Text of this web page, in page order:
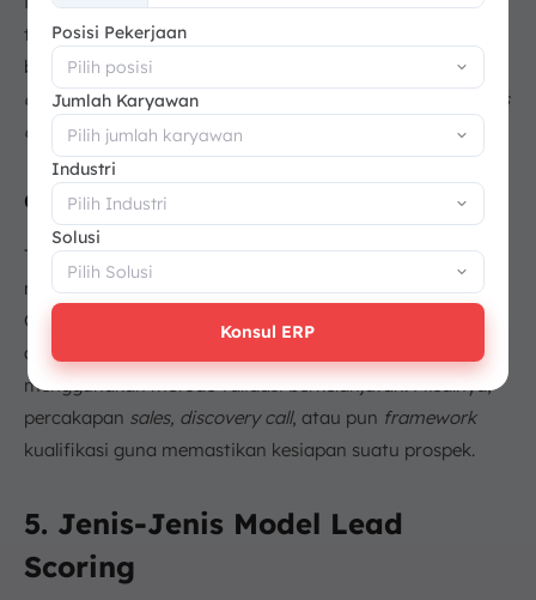
terbalik denganlead qualification
berbentuk status kelayakan prospek. Seperti contoh,
qualified, unqualified, marketing qualified lead,
sales
qualified lead.
d. Metode
Terakhir, berkaitan dengan metode.Lead scoring
menerapkansistem poin menurut kriteriatertentu.
Contohnya, jabatan, industri, ukuran perusahaan, atau
aktivitas prospek. Di sisi lain,
umumnya
menggunakan metode validasi berkelanjutan. Misalnya,
percakapan sales, discovery call, atau pun framework
kualifikasi guna memastikan kesiapan suatu prospek.
5. Jenis-Jenis Model Lead
Scoring
+62
Posisi Pekerjaan
Jumlah Karyawan
Industri
Solusi
Konsul ERP